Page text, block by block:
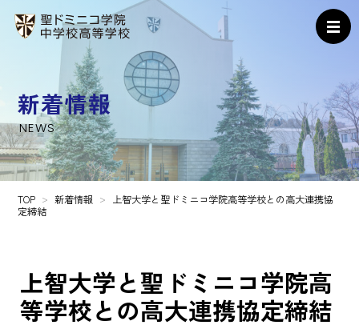
新着情報
NEWS
TOP 新着情報
上智大学と聖ドミニコ学院高等学校との高大連携協
定締結
上智大学と聖ドミニコ学院高
等学校との高大連携協定締結